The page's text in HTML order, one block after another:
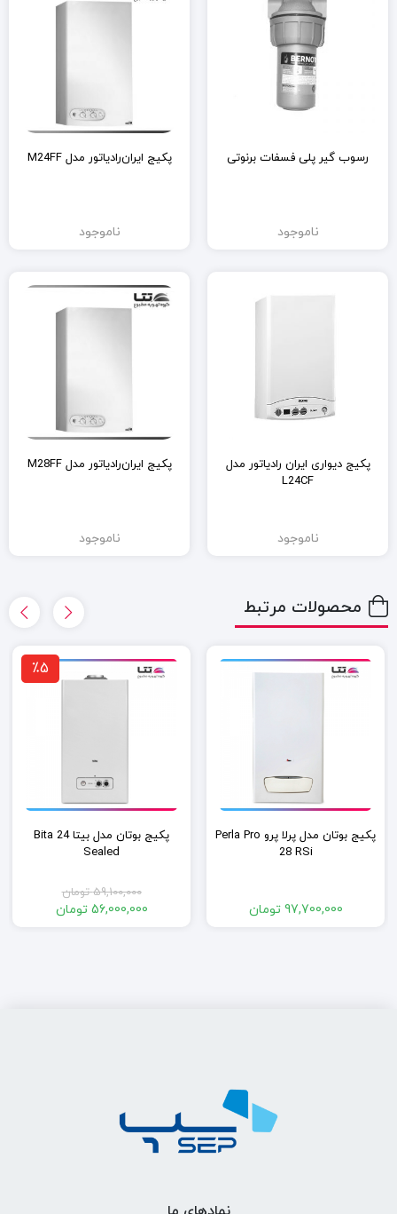
رسوب گیر پلی فسفات برنوتی
ناموجود
پکیج ایران‌رادیاتور مدل M24FF
ناموجود
پکیج دیواری ایران رادیاتور مدل
L24CF
ناموجود
پکیج ایران‌رادیاتور مدل M28FF
ناموجود
محصولات مرتبط
پکیج بوتان مدل پرلا پرو Perla Pro
28 RSi
97,700,000 تومان
٪5
پکیج بوتان مدل بیتا Bita 24
Sealed
59,100,000 تومان
قیمت56,000,000 تومان